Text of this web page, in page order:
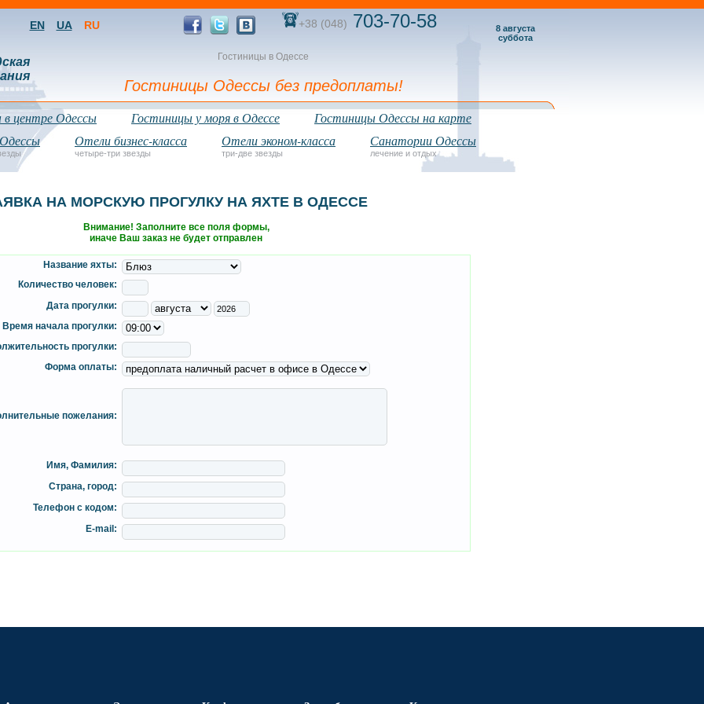
Гостиницы в Одессе
EN UA RU +38 (048) 703-70-58
Гостиницы Одессы без предоплаты!
8 августа
суббота
центре Одессы Гостиницы у моря в Одессе
Гостиницы Одессы на карте
Отели бизнес-класса
четыре-три звезды
Отели эконом-класса
три-две звезды
Санатории Одессы
лечение и отдых
НА МОРСКУЮ ПРОГУЛКУ НА ЯХТЕ В ОДЕССЕ
Внимание! Заполните все поля формы,
иначе Ваш заказ не будет отправлен
Название яхты:
Количество человек:
Дата прогулки:
Время начала прогулки:
прогулки:
Форма оплаты:
пожелания:
Имя, Фамилия:
Страна, город:
Телефон с кодом:
E-mail: